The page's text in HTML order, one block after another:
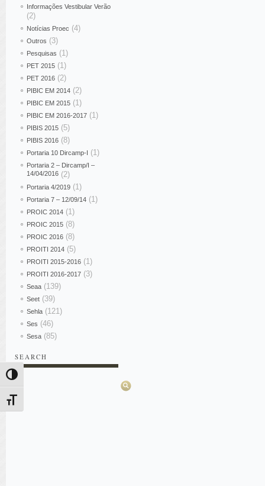
Alternar alto contraste
Alternar tamanho da fonte
Informações Vestibular Verão
(2)
Notícias Proec (4)
Outros (3)
Pesquisas (1)
PET 2015 (1)
PET 2016 (2)
PIBIC EM 2014 (2)
PIBIC EM 2015 (1)
PIBIC EM 2016-2017 (1)
PIBIS 2015 (5)
PIBIS 2016 (8)
Portaria 10 Dircamp-I (1)
Portaria 2 – Dircamp/I –
14/04/2016 (2)
Portaria 4/2019 (1)
Portaria 7 – 12/09/14 (1)
PROIC 2014 (1)
PROIC 2015 (8)
PROIC 2016 (8)
PROITI 2014 (5)
PROITI 2015-2016 (1)
PROITI 2016-2017 (3)
Seaa (139)
Seet (39)
Sehla (121)
Ses (46)
Sesa (85)
SEARCH
Pesquisar